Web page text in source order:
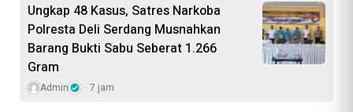
Ungkap 48 Kasus, Satres Narkoba
Polresta Deli Serdang Musnahkan
Barang Bukti Sabu Seberat 1.266
Gram
Admin 7 jam